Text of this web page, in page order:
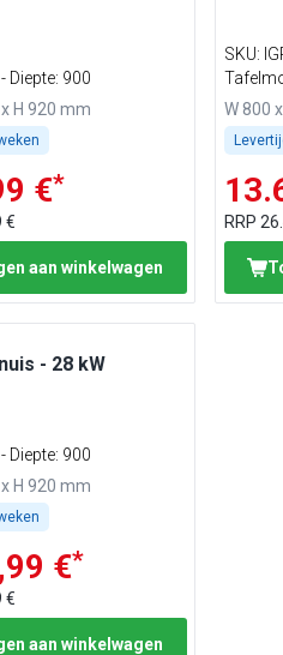
Diepte: 900
H 920 mm
€*
€
aan winkelwagen
SKU:
W 800
RRP
- 28 kW
Diepte: 900
H 920 mm
€*
€
aan winkelwagen